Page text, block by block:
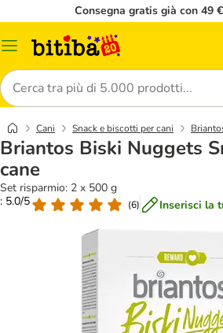
Consegna gratis già con 49
Overview
Cerca
Cani Snack e biscotti per cani
Briantos Biski Nuggets
cane
Set risparmio: 2 x 500 g
: 5.0/5
(6) Inserisci la